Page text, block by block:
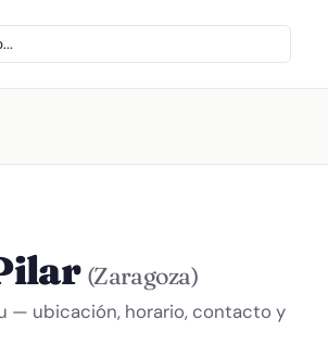
(Zaragoza)
— ubicación, horario, contacto y